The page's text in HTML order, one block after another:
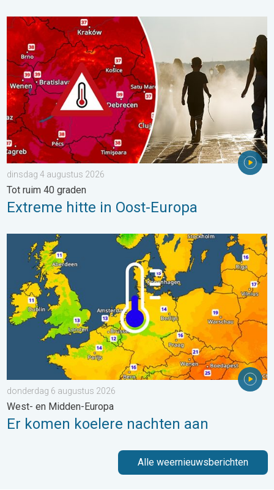
Extreme hitte in Oost-Europa. Tot ruim 40 graden. . . dinsdag
dinsdag 4 augustus 2026
Tot ruim 40 graden
Extreme hitte in Oost-Europa
Er komen koelere nachten aan. West- en Midden-Europa. . .
donderdag 6 augustus 2026
West- en Midden-Europa
Er komen koelere nachten aan
Alle weernieuwsberichten